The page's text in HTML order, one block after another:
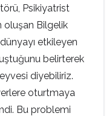
Psikiyatrist
oluşan Bilgelik
etkileyen
belirterek
diyebiliriz.
oturtmaya
Bu problemi